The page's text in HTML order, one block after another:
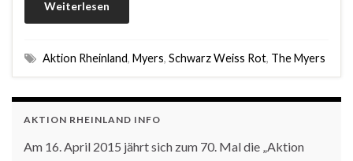
Weiterlesen
Aktion Rheinland, Myers, Schwarz Weiss Rot, The Myers
AKTION RHEINLAND INFO
Am 16. April 2015 jährt sich zum 70. Mal die „Aktion